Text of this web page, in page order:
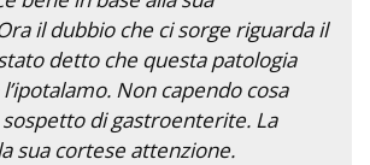
il dubbio che ci sorge riguarda il
detto che questa patologia
Non capendo cosa
sospetto di gastroenterite. La
sua cortese attenzione.